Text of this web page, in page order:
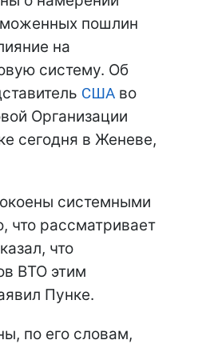
пошлин
на
систему. Об
США во
Организации
сегодня в Женеве,
системными
что рассматривает
что
ВТО этим
Пунке.
по его словам,